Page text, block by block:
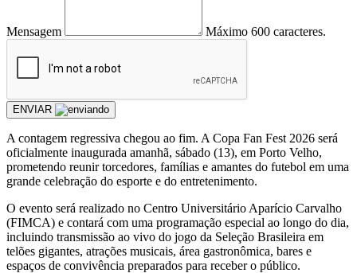
Mensagem Máximo 600 caracteres.
ENVIAR
A contagem regressiva chegou ao fim. A Copa Fan Fest 2026 será
oficialmente inaugurada amanhã, sábado (13), em Porto Velho,
prometendo reunir torcedores, famílias e amantes do futebol em uma
grande celebração do esporte e do entretenimento.
O evento será realizado no Centro Universitário Aparício Carvalho
(FIMCA) e contará com uma programação especial ao longo do dia,
incluindo transmissão ao vivo do jogo da Seleção Brasileira em
telões gigantes, atrações musicais, área gastronômica, bares e
espaços de convivência preparados para receber o público.